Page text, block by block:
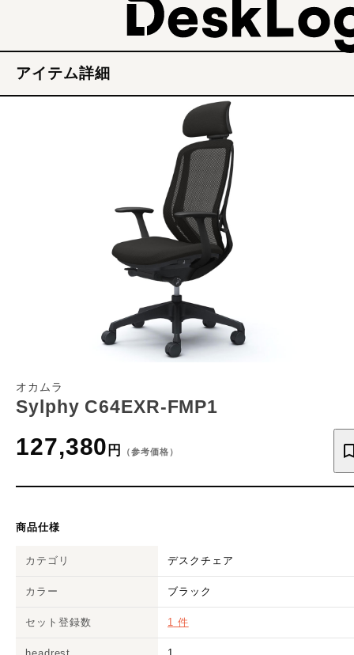
アイテム詳細
オカムラ
Sylphy C64EXR-FMP1
127,380 円 （参考価格）
商品仕様
カテゴリ デスクチェア
カラー ブラック
セット登録数 1 件